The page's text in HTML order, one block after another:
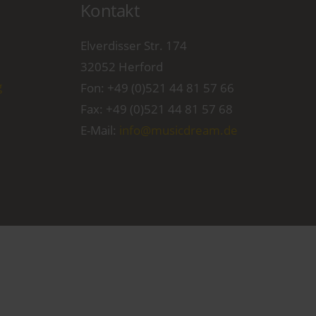
Kontakt
Elverdisser Str. 174
32052 Herford
Fon: +49 (0)521 44 81 57 66
Fax: +49 (0)521 44 81 57 68
E-Mail: